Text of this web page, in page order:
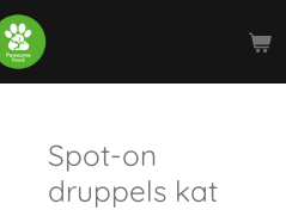
Spot-on
druppels kat